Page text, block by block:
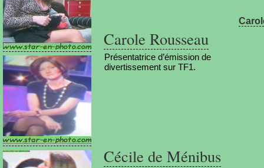
Carole Rousseau
Présentatrice d’émission de
divertissement sur TF1.
Cécile de Ménibus